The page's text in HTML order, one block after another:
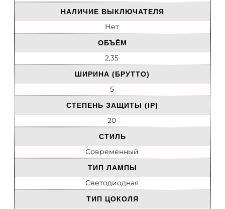
НАЛИЧИЕ ВЫКЛЮЧАТЕЛЯ
Нет
ОБЪЁМ
2,35
ШИРИНА (БРУТТО)
5
СТЕПЕНЬ ЗАЩИТЫ (IP)
20
СТИЛЬ
Современный
ТИП ЛАМПЫ
Светодиодная
ТИП ЦОКОЛЯ